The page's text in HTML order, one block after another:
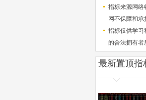
指标来源网络
网不保障和承
指标仅供学习
的合法拥有者
最新置顶指